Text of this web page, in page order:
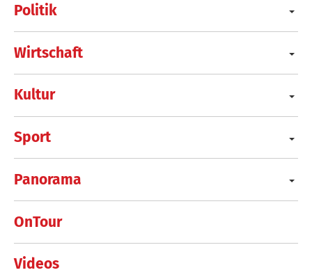
Politik
Wirtschaft
Kultur
Sport
Panorama
OnTour
Videos